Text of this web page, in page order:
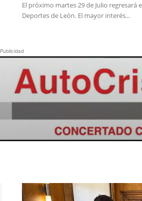
El próximo martes 29 de Julio
Deportes de León. El mayor interés...
Publicidad